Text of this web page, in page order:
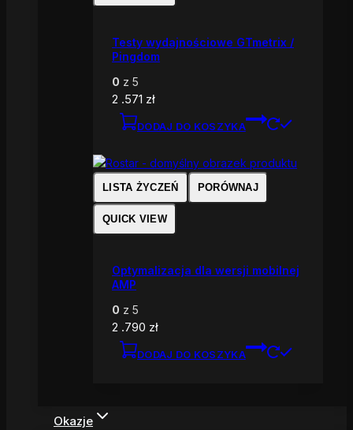
Testy wydajnościowe GTmetrix /
Pingdom
0 z 5
2 .571 zł
DODAJ DO KOSZYKA
LISTA ŻYCZEŃ PORÓWNAJ
QUICK VIEW
Optymalizacja dla wersji mobilnej
AMP
0 z 5
2 .790 zł
DODAJ DO KOSZYKA
Okazje